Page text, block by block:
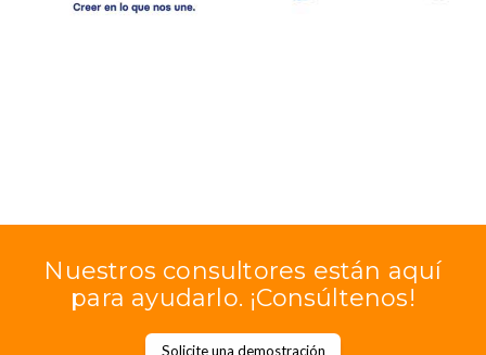
Nuestros consultores están aquí
para ayudarlo. ¡Consúltenos!
Solicite una demostración